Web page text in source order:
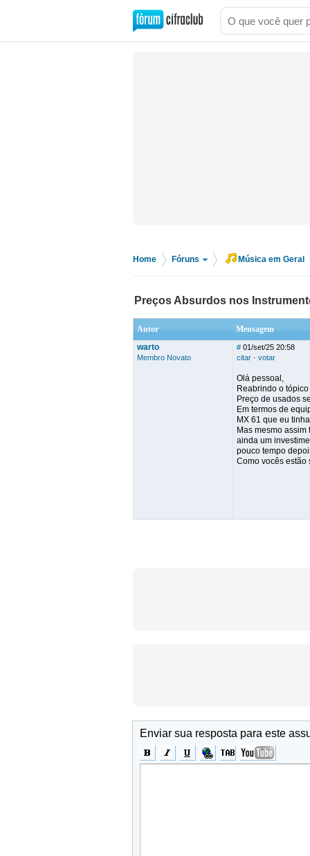
Home Fóruns Música em Geral
Preços Absurdos nos
Autor
Mensagem
warto
Membro Novato
# 01/set/25 20:58
citar · votar
Olá pessoal,
Reabrindo o
Preço de usados
Em termos de
MX 61 que eu
Mas mesmo
ainda um
pouco tempo
Como vocês estão
Enviar sua resposta para este